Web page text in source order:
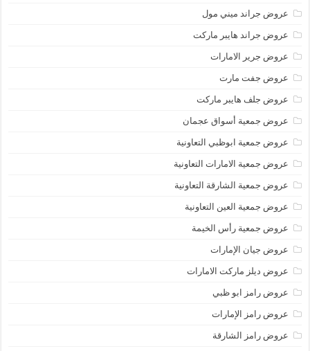
عروض جراند ميني مول
عروض جراند هايبر ماركت
عروض جرير الامارات
عروض جفت مارت
عروض جلف هايبر ماركت
عروض جمعية أسواق عجمان
عروض جمعية ابوظبي التعاونية
عروض جمعية الامارات التعاونية
عروض جمعية الشارقة التعاونية
عروض جمعية العين التعاونية
عروض جمعية رأس الخيمة
عروض جيان الإمارات
عروض ديلز ماركت الامارات
عروض رامز ابو ظبي
عروض رامز الإمارات
عروض رامز الشارقة